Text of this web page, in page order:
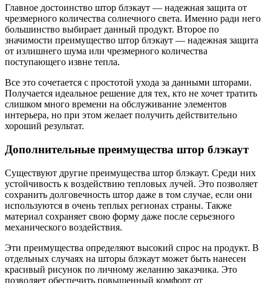
Главное достоинство штор блэкаут — надежная защита от
чрезмерного количества солнечного света. Именно ради него
большинство выбирает данный продукт. Второе по
значимости преимущество штор блэкаут — надежная защита
от излишнего шума или чрезмерного количества
поступающего извне тепла.
Все это сочетается с простотой ухода за данными шторами.
Получается идеальное решение для тех, кто не хочет тратить
слишком много времени на обслуживание элементов
интерьера, но при этом желает получить действительно
хороший результат.
Дополнительные преимущества штор блэкаут
Существуют другие преимущества штор блэкаут. Среди них
устойчивость к воздействию тепловых лучей. Это позволяет
сохранить долговечность штор даже в том случае, если они
используются в очень теплых регионах страны. Также
материал сохраняет свою форму даже после серьезного
механического воздействия.
Эти преимущества определяют высокий спрос на продукт. В
отдельных случаях на шторы блэкаут может быть нанесен
красивый рисунок по личному желанию заказчика. Это
позволяет обеспечить повышенный комфорт от